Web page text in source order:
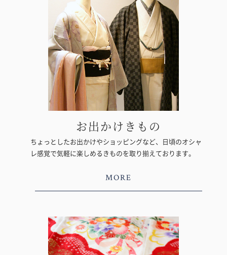
お出かけきもの
ちょっとしたお出かけやショッピングなど、日頃のオシャ
レ感覚で気軽に楽しめるきものを取り揃えております。
MORE